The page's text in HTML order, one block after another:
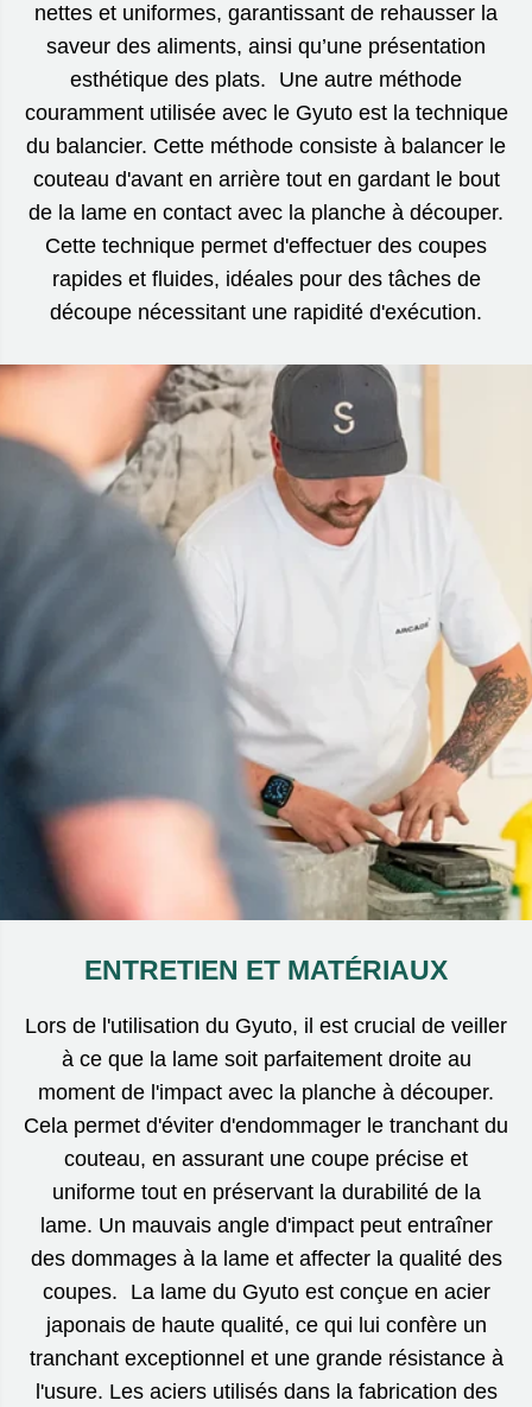
nettes et uniformes, garantissant de rehausser la
saveur des aliments, ainsi qu’une présentation
esthétique des plats. Une autre méthode
couramment utilisée avec le Gyuto est la technique
du balancier. Cette méthode consiste à balancer le
couteau d'avant en arrière tout en gardant le bout
de la lame en contact avec la planche à découper.
Cette technique permet d'effectuer des coupes
rapides et fluides, idéales pour des tâches de
découpe nécessitant une rapidité d'exécution.
ENTRETIEN ET MATÉRIAUX
Lors de l'utilisation du Gyuto, il est crucial de veiller
à ce que la lame soit parfaitement droite au
moment de l'impact avec la planche à découper.
Cela permet d'éviter d'endommager le tranchant du
couteau, en assurant une coupe précise et
uniforme tout en préservant la durabilité de la
lame. Un mauvais angle d'impact peut entraîner
des dommages à la lame et affecter la qualité des
coupes. La lame du Gyuto est conçue en acier
japonais de haute qualité, ce qui lui confère un
tranchant exceptionnel et une grande résistance à
l'usure. Les aciers utilisés dans la fabrication des